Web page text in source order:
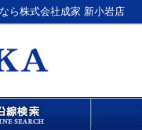
ら株式会社成家 新小岩店